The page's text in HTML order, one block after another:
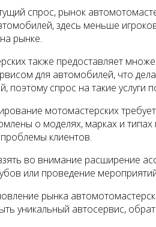
спрос, рынок
здесь меньше
рынке.
также предоставляет
для автомобилей, что
поэтому спрос на такие
мотомастерских
о моделях, марках и типах
клиентов.
во внимание расширение
или проведение
рынка
уникальный автосервис,